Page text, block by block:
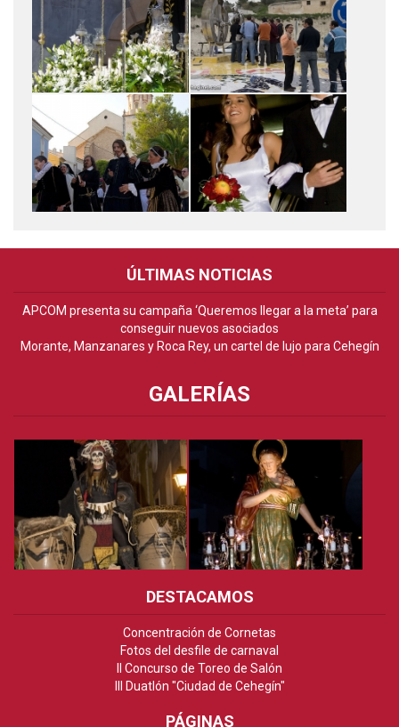
ÚLTIMAS NOTICIAS
APCOM presenta su campaña ‘Queremos llegar a la meta’ para
conseguir nuevos asociados
Morante, Manzanares y Roca Rey, un cartel de lujo para Cehegín
GALERÍAS
DESTACAMOS
Concentración de Cornetas
Fotos del desfile de carnaval
II Concurso de Toreo de Salón
III Duatlón "Ciudad de Cehegín"
PÁGINAS